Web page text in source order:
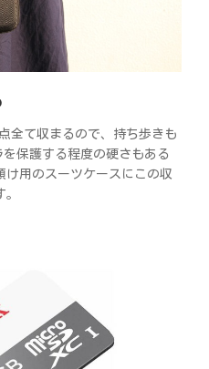
全て収まるので、持ち歩きも
保護する程度の硬さもある
け用のスーツケースにこの収